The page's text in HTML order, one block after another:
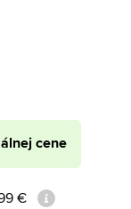
cene
€